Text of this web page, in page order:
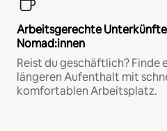
Arbeitsgerechte
Nomad:innen
Reist du geschäftlich? Finde
längeren Aufenthalt mit
komfortablen Arbeitsplatz.